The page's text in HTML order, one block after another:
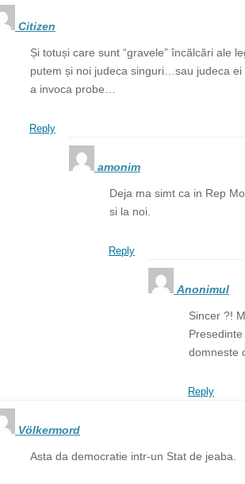
Citizen
Și totuși care sunt “gravele” încălcări ale
putem și noi judeca singuri…sau judeca
a invoca probe…
Reply
amonim
Deja ma simt ca in Rep
si la noi.
Reply
Anonimul
Sincer ?!
Presedinte
domneste
Reply
Völkermord
Asta da democratie intr-un Stat de jeaba.